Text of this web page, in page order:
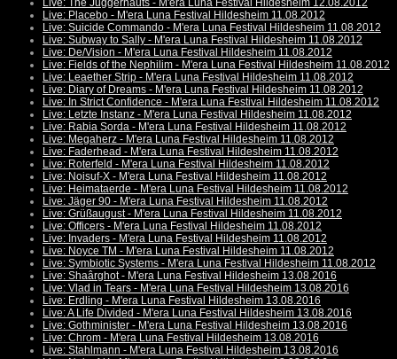
Live: The Juggernauts - M'era Luna Festival Hildesheim 12.08.2012
Live: Placebo - M'era Luna Festival Hildesheim 11.08.2012
Live: Suicide Commando - M'era Luna Festival Hildesheim 11.08.2012
Live: Subway to Sally - M'era Luna Festival Hildesheim 11.08.2012
Live: De/Vision - M'era Luna Festival Hildesheim 11.08.2012
Live: Fields of the Nephilim - M'era Luna Festival Hildesheim 11.08.2012
Live: Leaether Strip - M'era Luna Festival Hildesheim 11.08.2012
Live: Diary of Dreams - M'era Luna Festival Hildesheim 11.08.2012
Live: In Strict Confidence - M'era Luna Festival Hildesheim 11.08.2012
Live: Letzte Instanz - M'era Luna Festival Hildesheim 11.08.2012
Live: Rabia Sorda - M'era Luna Festival Hildesheim 11.08.2012
Live: Megaherz - M'era Luna Festival Hildesheim 11.08.2012
Live: Faderhead - M'era Luna Festival Hildesheim 11.08.2012
Live: Roterfeld - M'era Luna Festival Hildesheim 11.08.2012
Live: Noisuf-X - M'era Luna Festival Hildesheim 11.08.2012
Live: Heimataerde - M'era Luna Festival Hildesheim 11.08.2012
Live: Jäger 90 - M'era Luna Festival Hildesheim 11.08.2012
Live: Grüßaugust - M'era Luna Festival Hildesheim 11.08.2012
Live: Officers - M'era Luna Festival Hildesheim 11.08.2012
Live: Invaders - M'era Luna Festival Hildesheim 11.08.2012
Live: Noyce TM - M'era Luna Festival Hildesheim 11.08.2012
Live: Symbiotic Systems - M'era Luna Festival Hildesheim 11.08.2012
Live: Shaârghot - M'era Luna Festival Hildesheim 13.08.2016
Live: Vlad in Tears - M'era Luna Festival Hildesheim 13.08.2016
Live: Erdling - M'era Luna Festival Hildesheim 13.08.2016
Live: A Life Divided - M'era Luna Festival Hildesheim 13.08.2016
Live: Gothminister - M'era Luna Festival Hildesheim 13.08.2016
Live: Chrom - M'era Luna Festival Hildesheim 13.08.2016
Live: Stahlmann - M'era Luna Festival Hildesheim 13.08.2016